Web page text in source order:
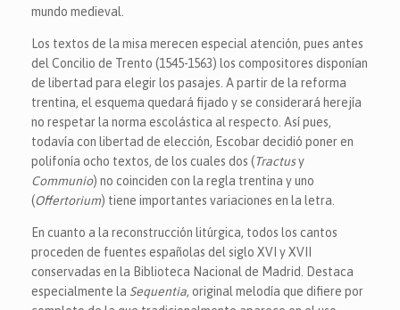
mundo medieval.
Los textos de la misa merecen especial atención, pues antes
del Concilio de Trento (1545-1563) los compositores disponían
de libertad para elegir los pasajes. A partir de la reforma
trentina, el esquema quedará fijado y se considerará herejía
no respetar la norma escolástica al respecto. Así pues,
todavía con libertad de elección, Escobar decidió poner en
polifonía ocho textos, de los cuales dos (Tractusy
Communio) no coinciden con la regla trentina y uno
(Offertorium) tiene importantes variaciones en la letra.
En cuanto a la reconstrucción litúrgica, todos los cantos
proceden de fuentes españolas del siglo XVI y XVII
conservadas en la Biblioteca Nacional de Madrid. Destaca
especialmente la Sequentia, original melodía que difiere por